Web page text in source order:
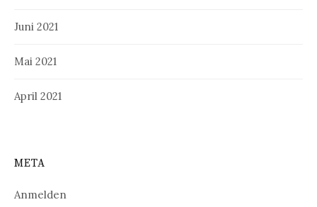
Juni 2021
Mai 2021
April 2021
META
Anmelden